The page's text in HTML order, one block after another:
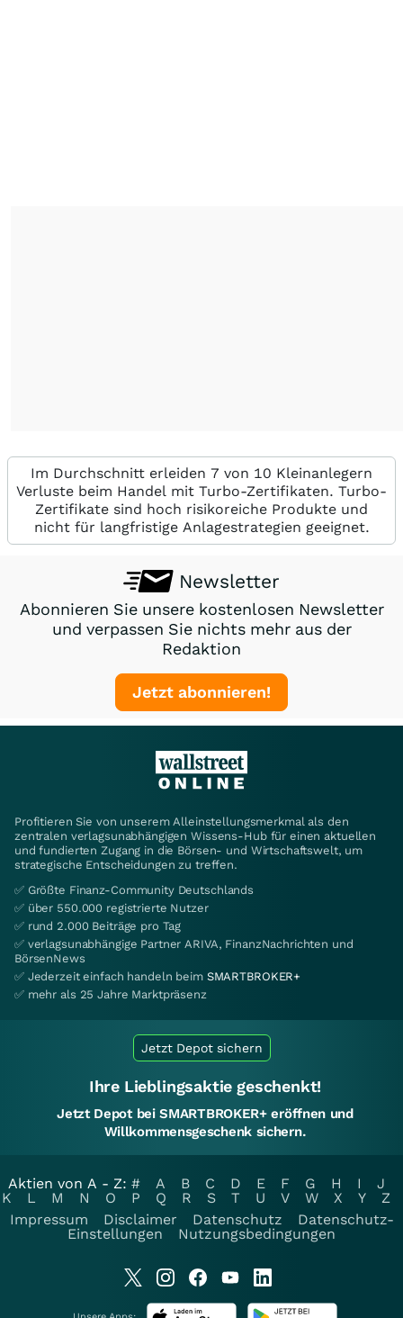
Im Durchschnitt erleiden 7 von 10 Kleinanlegern
Verluste beim Handel mit Turbo-Zertifikaten. Turbo-
Zertifikate sind hoch risikoreiche Produkte und
nicht für langfristige Anlagestrategien geeignet.
Newsletter
Abonnieren Sie unsere kostenlosen Newsletter
und verpassen Sie nichts mehr aus der
Redaktion
Jetzt abonnieren!
Profitieren Sie von unserem Alleinstellungsmerkmal als den
zentralen verlagsunabhängigen Wissens-Hub für einen aktuellen
und fundierten Zugang in die Börsen- und Wirtschaftswelt, um
strategische Entscheidungen zu treffen.
✅ Größte Finanz-Community Deutschlands
✅ über 550.000 registrierte Nutzer
✅ rund 2.000 Beiträge pro Tag
✅ verlagsunabhängige Partner ARIVA, FinanzNachrichten und
BörsenNews
✅ Jederzeit einfach handeln beim SMARTBROKER+
✅ mehr als 25 Jahre Marktpräsenz
Jetzt Depot sichern
Ihre Lieblingsaktie geschenkt!
Jetzt Depot bei SMARTBROKER+ eröffnen und
Willkommensgeschenk sichern.
Aktien von A - Z: # A B C D E F G H I
J
K
L M N O P Q R S T U V W X Y
Z
Impressum
Disclaimer Datenschutz
Datenschutz-
Einstellungen
Nutzungsbedingungen